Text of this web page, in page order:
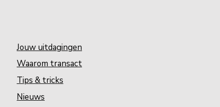
Jouw uitdagingen
Waarom transact
Tips & tricks
Nieuws